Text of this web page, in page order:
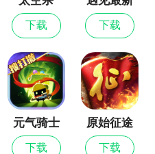
下载
版
下载
元气骑士
下载
原始征途
下载